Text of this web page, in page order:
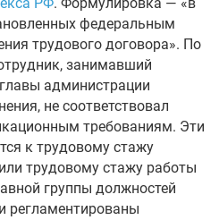
федеральным
трудового договора». По
занимавший
администрации
не соответствовал
требованиям. Эти
к трудовому стажу
трудовому стажу работы
группы должностей
регламентированы